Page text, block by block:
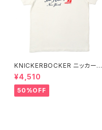
KNICKERBOCKER ニッカーボ
ッカー MILK ハンプトン Tシャ
ツ
¥4,510
50%OFF